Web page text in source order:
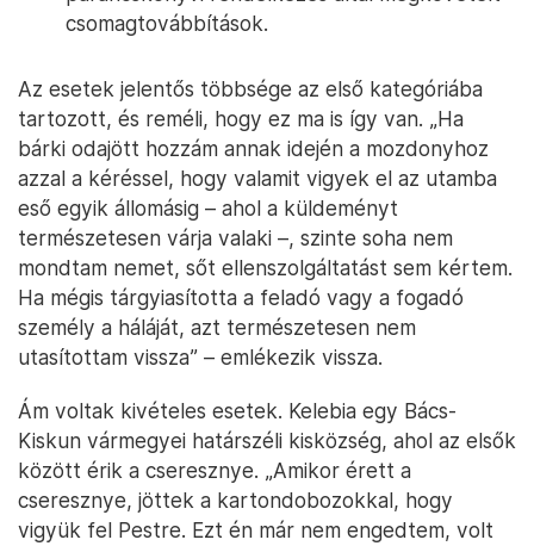
csomagtovábbítások.
Az esetek jelentős többsége az első kategóriába
tartozott, és reméli, hogy ez ma is így van. „Ha
bárki odajött hozzám annak idején a mozdonyhoz
azzal a kéréssel, hogy valamit vigyek el az utamba
eső egyik állomásig – ahol a küldeményt
természetesen várja valaki –, szinte soha nem
mondtam nemet, sőt ellenszolgáltatást sem kértem.
Ha mégis tárgyiasította a feladó vagy a fogadó
személy a háláját, azt természetesen nem
utasítottam vissza” – emlékezik vissza.
Ám voltak kivételes esetek. Kelebia egy Bács-
Kiskun vármegyei határszéli kisközség, ahol az elsők
között érik a cseresznye. „Amikor érett a
cseresznye, jöttek a kartondobozokkal, hogy
vigyük fel Pestre. Ezt én már nem engedtem, volt